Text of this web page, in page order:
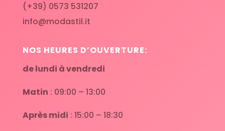
(+39) 0573 531207
info@modastil.it
NOS HEURES D’OUVERTURE:
de lundi à vendredi
Matin : 09:00 – 13:00
Après midi : 15:00 – 18:30